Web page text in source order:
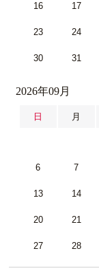
16 17
23 24
30 31
2026年09月
日 月
6 7
13 14
20 21
27 28